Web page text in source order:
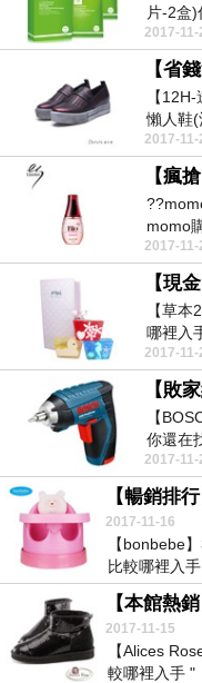
片-2盒)
2017-11-
【
懶人鞋(
2017-11-
momo
2017-11-
【草
哪裡入
2017-11-
【
你還在
2017-11-
2017-11-16
【bonbebe
比較哪裡入
2017-11-15
【Alices
較哪裡入手 "